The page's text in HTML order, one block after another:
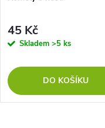
45 Kč
Skladem >5 ks
DO KOŠÍKU